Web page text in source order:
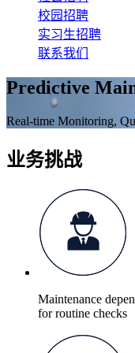
校园招聘
实习生招聘
联系我们
Predictive
Real-time Monitoring,
业务挑战
Maintenance
for routine checks